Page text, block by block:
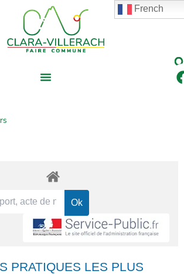
PRATIQUES LES PLUS
French